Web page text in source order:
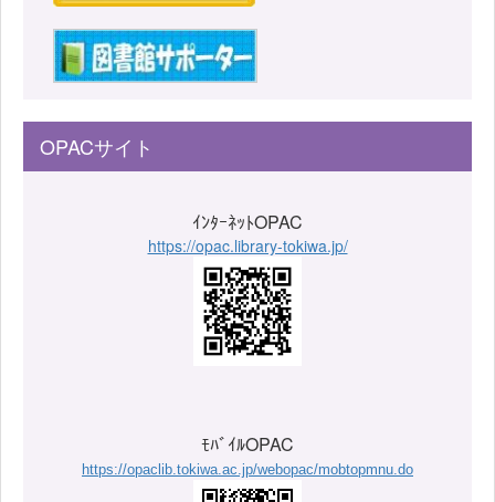
OPACサイト
ｲﾝﾀｰﾈｯﾄOPAC
https://opac.library-tokiwa.jp/
ﾓﾊﾞｲﾙOPAC
https://opaclib.tokiwa.ac.jp/webopac/mobtopmnu.do